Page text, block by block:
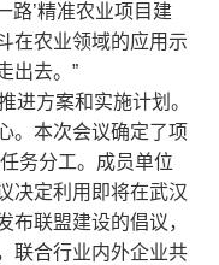
路’精准农业项目建
在农业领域的应用示
出去。”
进方案和实施计划。
。本次会议确定了项
务分工。成员单位
决定利用即将在武汉
布联盟建设的倡议，
联合行业内外企业共